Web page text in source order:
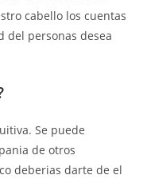
cabello los cuentas
del personas desea
Se puede
de otros
deberias darte de el